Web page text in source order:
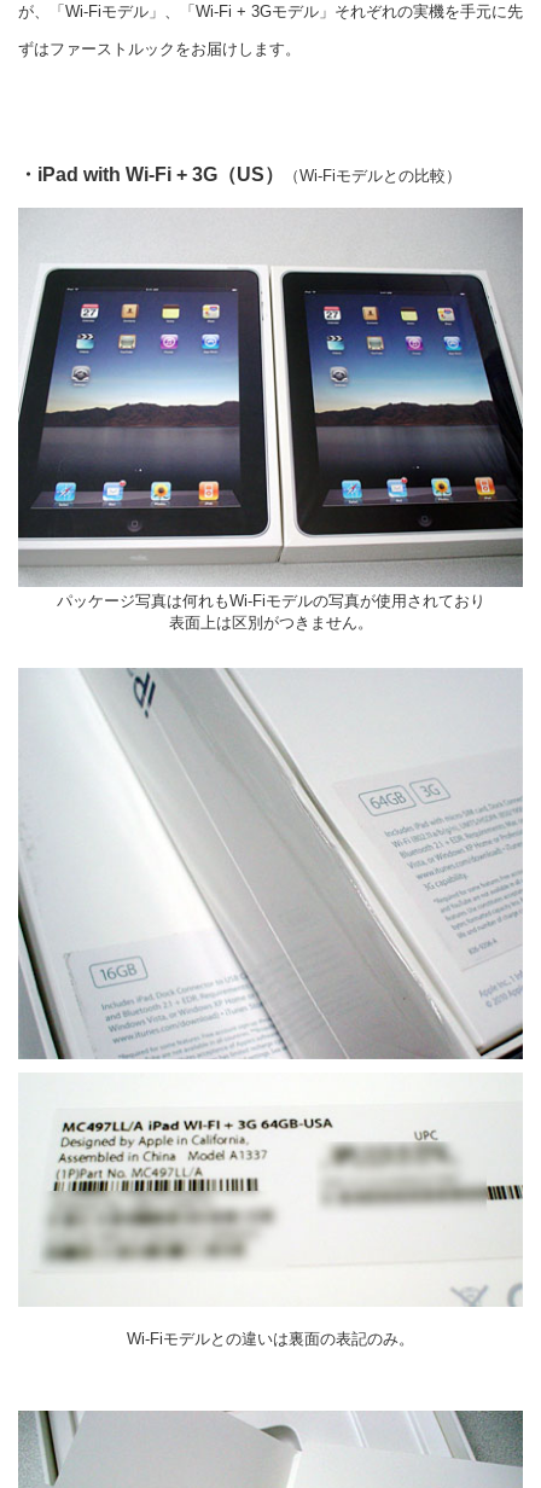
が、「Wi-Fiモデル」、「Wi-Fi + 3Gモデル」それぞれの実機を手元に先
ずはファーストルックをお届けします。
・iPad with Wi-Fi + 3G（US） （Wi-Fiモデルとの比較）
パッケージ写真は何れもWi-Fiモデルの写真が使用されており
表面上は区別がつきません。
Wi-Fiモデルとの違いは裏面の表記のみ。